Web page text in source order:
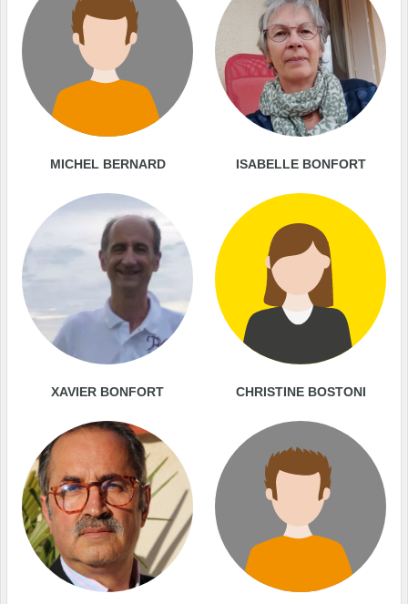
MICHEL BERNARD ISABELLE BONFORT
XAVIER BONFORT CHRISTINE BOSTONI